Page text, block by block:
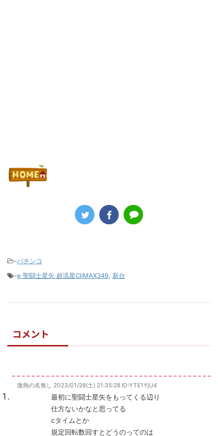
-パチンコ
-e 聖闘士星矢 超流星CliMAX349, 新台
コメント
激熱の名無し 2023/01/28(土) 21:35:28 ID:YTE1YjU4
最初に聖闘士星矢をもってくる辺り
仕方ないかなと思ってる
cタイムとか
規定回転数回すとどうのってのは